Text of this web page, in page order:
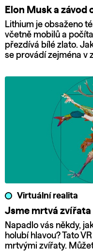
Elon Musk a závod
Lithium je obsaženo
včetně mobilů a
přezdívá bílé zlato.
se provádí zejména v
Virtuální realita
Jsme mrtvá zvířata
Napadlo vás někdy,
holubí hlavou? Tato
mrtvými zvířaty.